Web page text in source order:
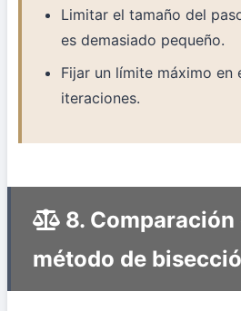
Limitar el tamaño del
es demasiado pequeño.
Fijar un límite máximo en
iteraciones.
8. Comparación
método de